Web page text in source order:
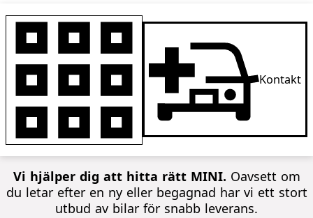
Kontakt
Vi hjälper dig att hitta rätt MINI. Oavsett om
du letar efter en ny eller begagnad har vi ett stort
utbud av bilar för snabb leverans.